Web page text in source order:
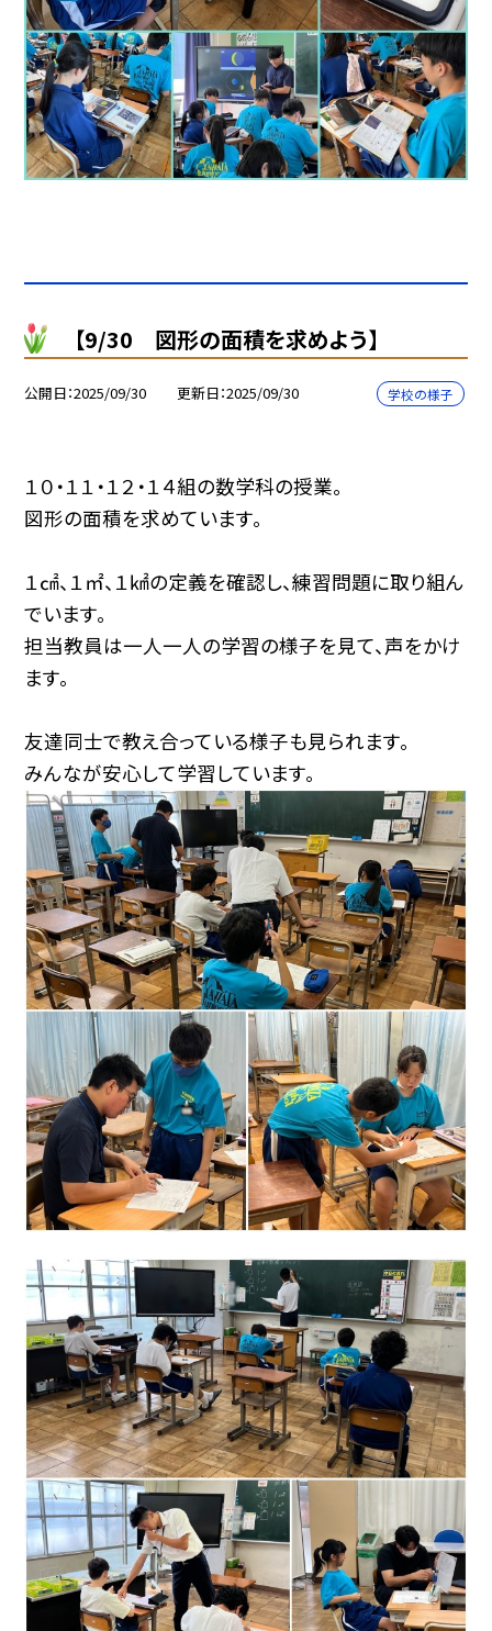
【9/30 図形の面積を求めよう】
公開日 2025/09/30 更新日 2025/09/30 学校の様子
１０・１１・１２・１４組の数学科の授業。
図形の面積を求めています。
１㎠、１㎡、１㎢の定義を確認し、練習問題に取り組ん
でいます。
担当教員は一人一人の学習の様子を見て、声をかけ
ます。
友達同士で教え合っている様子も見られます。
みんなが安心して学習しています。